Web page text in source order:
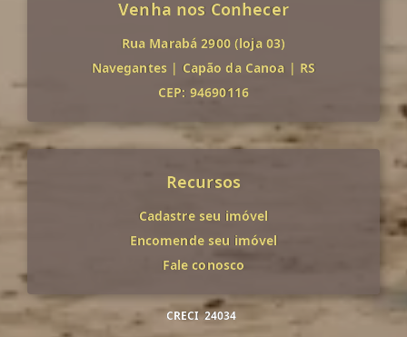
Venha nos Conhecer
Rua Marabá 2900 (loja 03)
Navegantes | Capão da Canoa | RS
CEP: 94690116
Recursos
Cadastre seu imóvel
Encomende seu imóvel
Fale conosco
CRECI 24034